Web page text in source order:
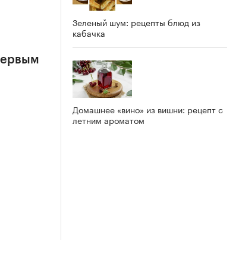
Зеленый шум: рецепты блюд из
кабачка
Домашнее «вино» из вишни: рецепт с
летним ароматом